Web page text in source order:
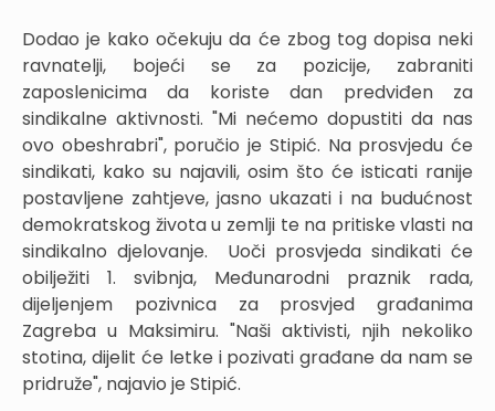
Dodao je kako očekuju da će zbog tog dopisa neki
ravnatelji, bojeći se za pozicije, zabraniti
zaposlenicima da koriste dan predviđen za
sindikalne aktivnosti. "Mi nećemo dopustiti da nas
ovo obeshrabri", poručio je Stipić. Na prosvjedu će
sindikati, kako su najavili, osim što će isticati ranije
postavljene zahtjeve, jasno ukazati i na budućnost
demokratskog života u zemlji te na pritiske vlasti na
sindikalno djelovanje. Uoči prosvjeda sindikati će
obilježiti 1. svibnja, Međunarodni praznik rada,
dijeljenjem pozivnica za prosvjed građanima
Zagreba u Maksimiru. "Naši aktivisti, njih nekoliko
stotina, dijelit će letke i pozivati građane da nam se
pridruže", najavio je Stipić.